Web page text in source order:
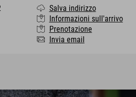
Salva indirizzo
Informazioni sull'arrivo
Prenotazione
Invia email